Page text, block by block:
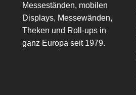
Messeständen, mobilen
Displays, Messewänden,
Theken und Roll-ups in
ganz Europa seit 1979.